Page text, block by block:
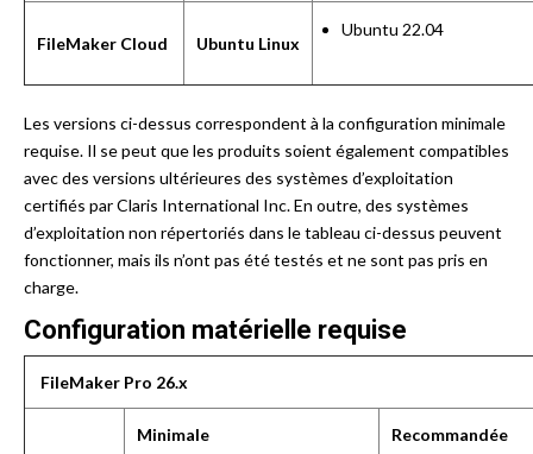
FileMaker Cloud Ubuntu Linux
Ubuntu 22.04
Les versions ci-dessus correspondent à la configuration minimale
requise. Il se peut que les produits soient également compatibles
avec des versions ultérieures des systèmes d’exploitation
certifiés par Claris International Inc. En outre, des systèmes
d’exploitation non répertoriés dans le tableau ci-dessus peuvent
fonctionner, mais ils n’ont pas été testés et ne sont pas pris en
charge.
Configuration matérielle requise
FileMaker Pro 26.x
Minimale Recommandée